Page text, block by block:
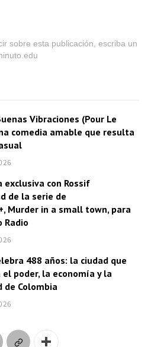
sobre esta publicación, escriba un
Vibraciones (Pour Le
comedia amable que resulta
exclusiva con Rossif
de la serie de
Murder in a small town, para
Radio
488 años: la ciudad que
el poder, la economía y la
de Colombia